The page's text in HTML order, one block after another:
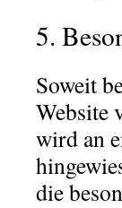
5.
Soweit
Website
wird an
die